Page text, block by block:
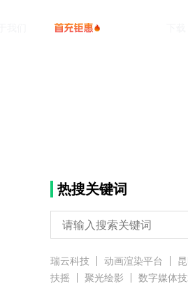
热搜关键词
瑞云科技 动画渲染平台
扶摇
聚光绘影 数字媒体